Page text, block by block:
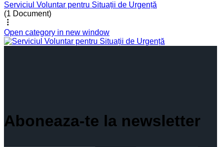
Serviciul Voluntar pentru Situații de Urgență
(1 Document)
Open category in new window
Aboneaza-te la newsletter